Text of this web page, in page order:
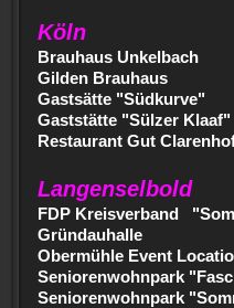
Köln
Brauhaus Unkelbach
Gilden Brauhaus
Gastsätte "Südkurve"
Gaststätte "Sülzer Klaaf"
Restaurant Gut
Langenselbold
FDP Kreisverband
Gründauhalle
Obermühle Event
Seniorenwohnpark
Seniorenwohnpark